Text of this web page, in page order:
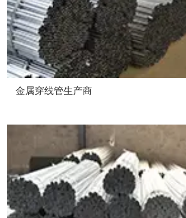
金属穿线管生产商